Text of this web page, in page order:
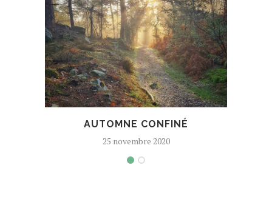
AUTOMNE CONFINÉ
25 novembre 2020